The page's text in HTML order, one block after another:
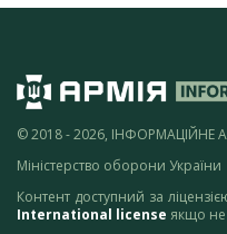
© 2018 - 2026, ІНФОРМАЦІЙНЕ
Міністерство оборони України
Контент доступний за
International license якщо не